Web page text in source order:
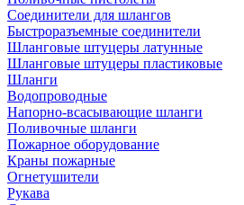
Соединители для шлангов
Быстроразъемные соединители
Шланговые штуцеры латунные
Шланговые штуцеры пластиковые
Шланги
Водопроводные
Напорно-всасывающие шланги
Поливочные шланги
Пожарное оборудование
Краны пожарные
Огнетушители
Рукава